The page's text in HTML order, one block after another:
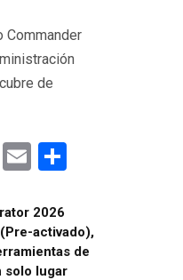
Commander
de
X
E
ail
p
ar
2026
activado),
de
solo lugar